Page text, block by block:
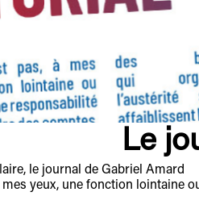
Le
le journal de Gabriel Amard
mes yeux, une fonction lointaine